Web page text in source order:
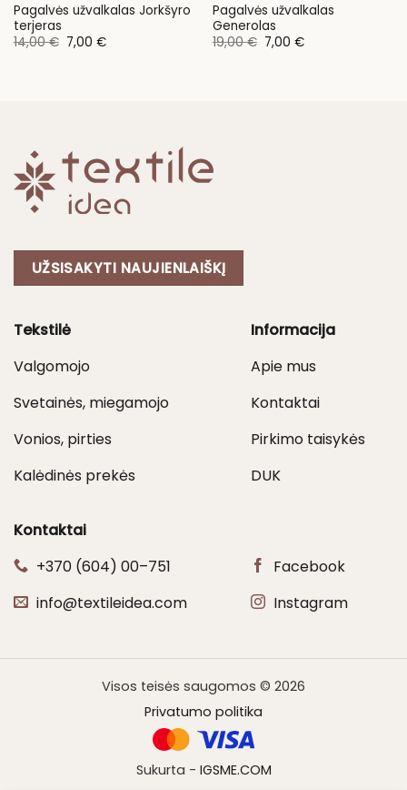
Pagalvės užvalkalas Jorkšyro
terjeras
14,00€ Original
price
7,00 €Current
Pagalvės užvalkalas
Generolas
19,00€ Original
price
7,00 €Current
UŽSISAKYTI NAUJIENLAIŠKĮ
Tekstilė
Valgomojo
Svetainės, miegamojo
Vonios, pirties
Kalėdinės prekės
Informacija
Apie mus
Kontaktai
Pirkimo taisykės
DUK
Kontaktai
+370 (604) 00–751
info@textileidea.com
Facebook
Instagram
Visos teisės saugomos © 2026
Privatumo politika
Sukurta - IGSME.COM